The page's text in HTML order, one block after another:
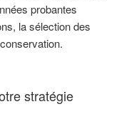
probantes
la sélection des
stratégie